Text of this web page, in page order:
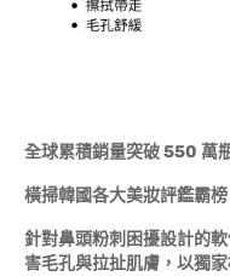
全球累積銷量突破 550 萬
橫掃韓國各大美妝評鑑霸榜
針對鼻頭粉刺困擾設計的
害毛孔與拉扯肌膚，以獨